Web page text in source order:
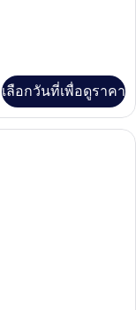
เลือกวันที่เพื่อดูราคา
เตียงเดี่ยว 2 เตียง, วิวท